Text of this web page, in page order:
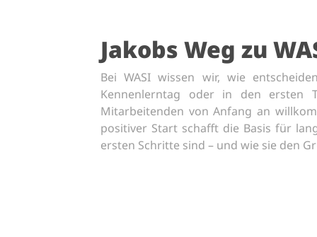
Jakobs Weg zu
Bei WASI wissen wir, wie
Kennenlerntag oder in den ersten
Mitarbeitenden von Anfang an
positiver Start schafft die Basis für
ersten Schritte sind – und wie sie den